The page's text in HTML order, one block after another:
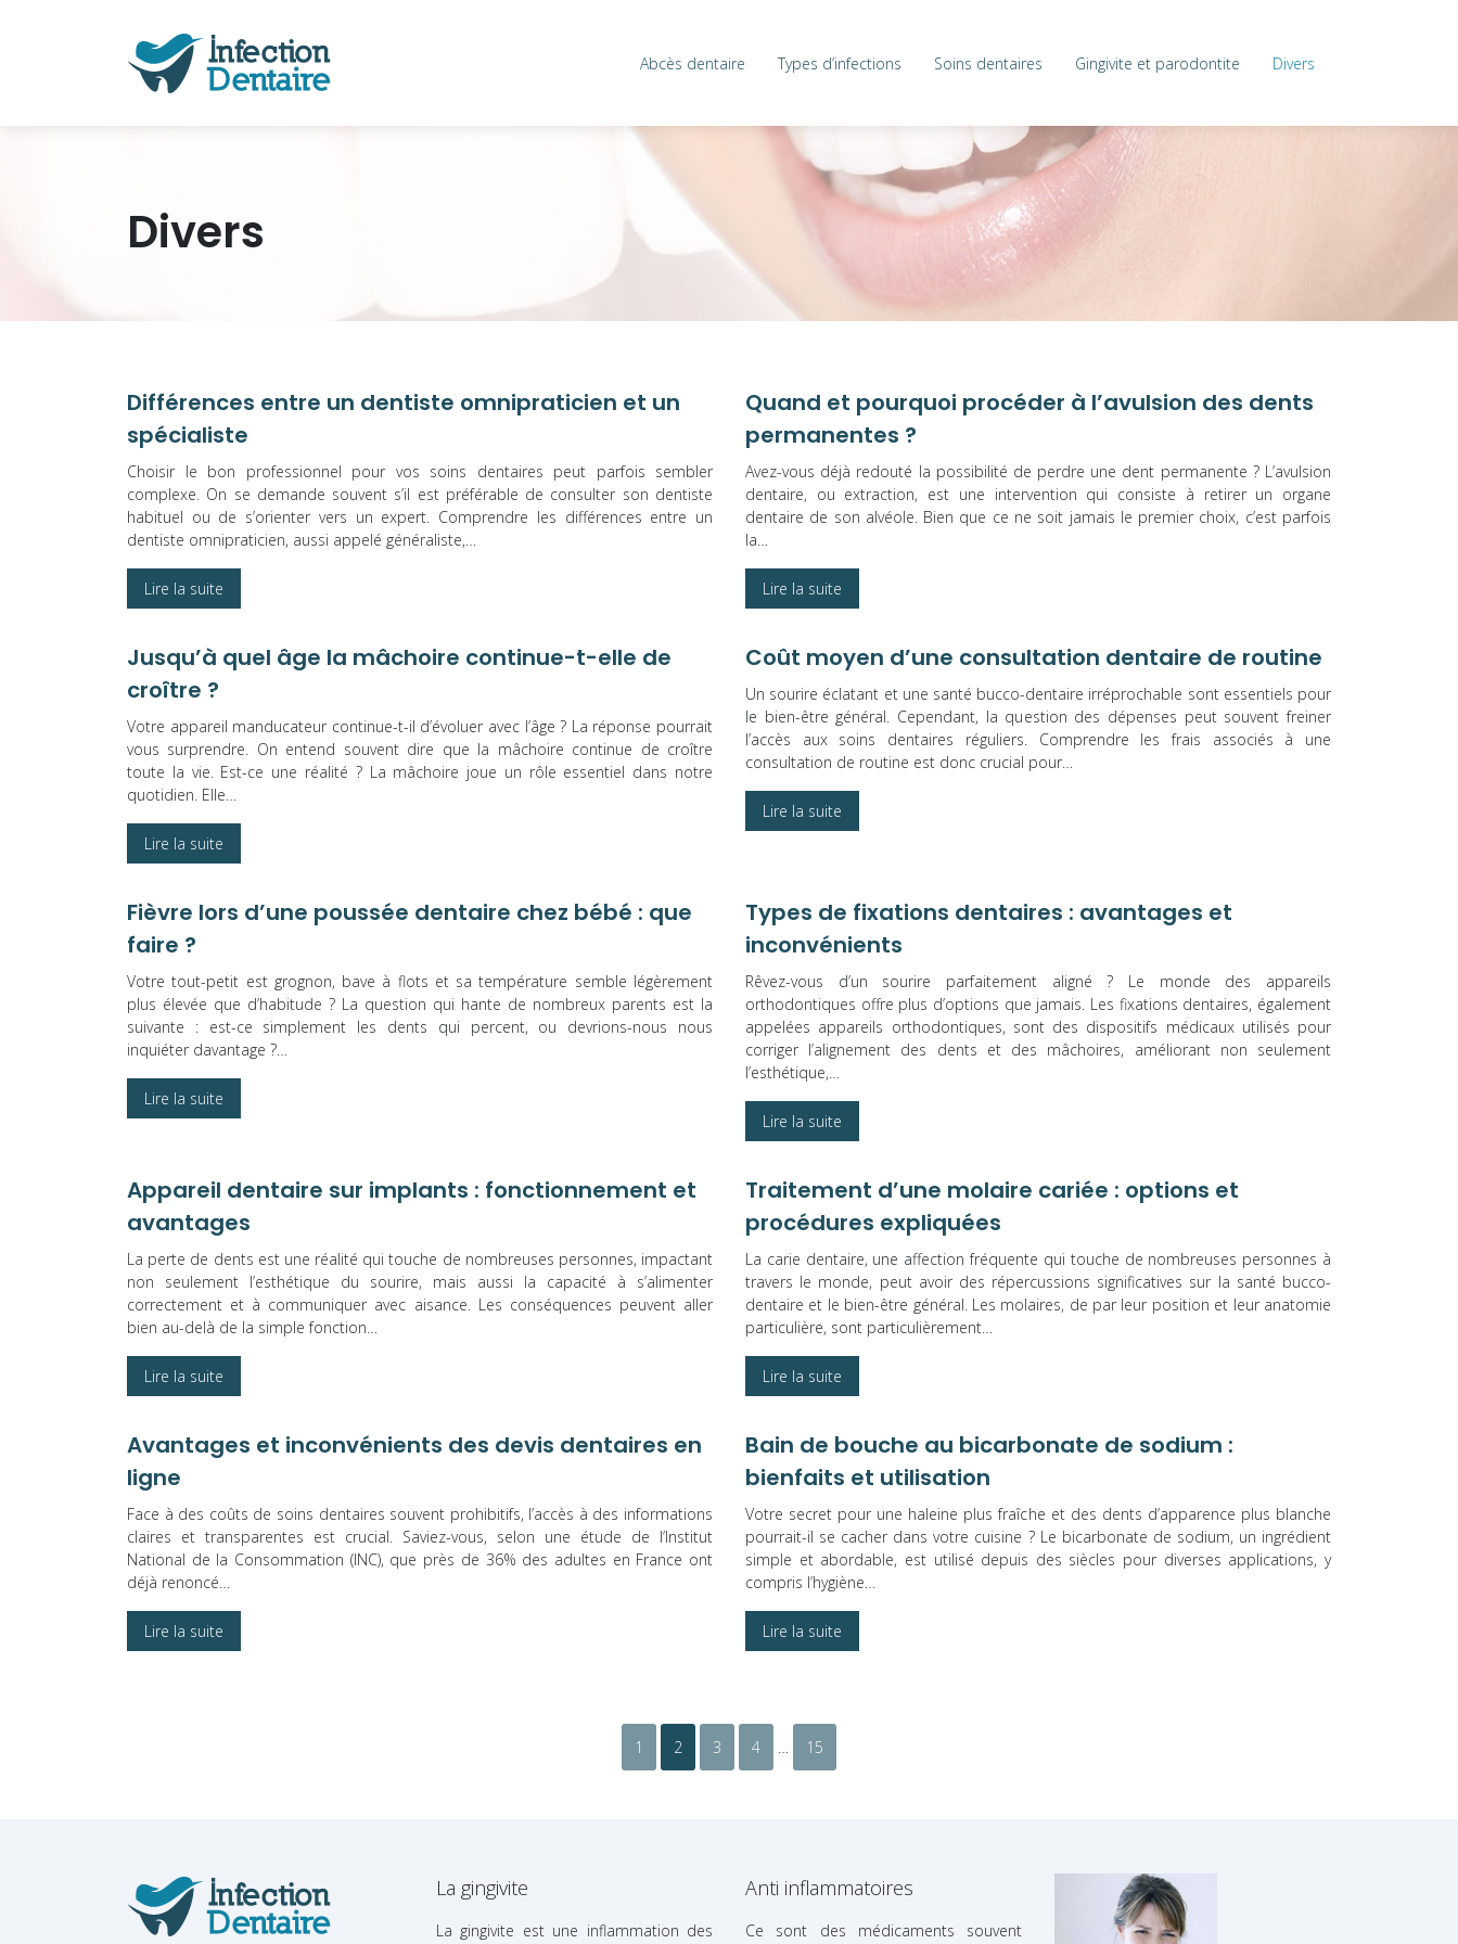
Abcès dentaire Types d’infections Soins dentaires Gingivite et parodontite Divers
Divers
Différences entre un dentiste omnipraticien et un
spécialiste
Choisir le bon professionnel pour vos soins dentaires peut parfois sembler
complexe. On se demande souvent s’il est préférable de consulter son dentiste
habituel ou de s’orienter vers un expert. Comprendre les différences entre un
dentiste omnipraticien, aussi appelé généraliste,…
Lire la suite
Quand et pourquoi procéder à l’avulsion des dents
permanentes ?
Avez-vous déjà redouté la possibilité de perdre une dent permanente ? L’avulsion
dentaire, ou extraction, est une intervention qui consiste à retirer un organe
dentaire de son alvéole. Bien que ce ne soit jamais le premier choix, c’est parfois
la…
Lire la suite
Jusqu’à quel âge la mâchoire continue-t-elle de
croître ?
Votre appareil manducateur continue-t-il d’évoluer avec l’âge ? La réponse pourrait
vous surprendre. On entend souvent dire que la mâchoire continue de croître
toute la vie. Est-ce une réalité ? La mâchoire joue un rôle essentiel dans notre
quotidien. Elle…
Lire la suite
Coût moyen d’une consultation dentaire de routine
Un sourire éclatant et une santé bucco-dentaire irréprochable sont essentiels pour
le bien-être général. Cependant, la question des dépenses peut souvent freiner
l’accès aux soins dentaires réguliers. Comprendre les frais associés à une
consultation de routine est donc crucial pour…
Lire la suite
Fièvre lors d’une poussée dentaire chez bébé : que
faire ?
Votre tout-petit est grognon, bave à flots et sa température semble légèrement
plus élevée que d’habitude ? La question qui hante de nombreux parents est la
suivante : est-ce simplement les dents qui percent, ou devrions-nous nous
inquiéter davantage ?…
Lire la suite
Types de fixations dentaires : avantages et
inconvénients
Rêvez-vous d’un sourire parfaitement aligné ? Le monde des appareils
orthodontiques offre plus d’options que jamais. Les fixations dentaires, également
appelées appareils orthodontiques, sont des dispositifs médicaux utilisés pour
corriger l’alignement des dents et des mâchoires, améliorant non seulement
l’esthétique,…
Lire la suite
Appareil dentaire sur implants : fonctionnement et
avantages
La perte de dents est une réalité qui touche de nombreuses personnes, impactant
non seulement l’esthétique du sourire, mais aussi la capacité à s’alimenter
correctement et à communiquer avec aisance. Les conséquences peuvent aller
bien au-delà de la simple fonction…
Lire la suite
Traitement d’une molaire cariée : options et
procédures expliquées
La carie dentaire, une affection fréquente qui touche de nombreuses personnes à
travers le monde, peut avoir des répercussions significatives sur la santé bucco-
dentaire et le bien-être général. Les molaires, de par leur position et leur anatomie
particulière, sont particulièrement…
Lire la suite
Avantages et inconvénients des devis dentaires en
ligne
Face à des coûts de soins dentaires souvent prohibitifs, l’accès à des informations
claires et transparentes est crucial. Saviez-vous, selon une étude de l’Institut
National de la Consommation (INC), que près de 36% des adultes en France ont
déjà renoncé…
Lire la suite
Bain de bouche au bicarbonate de sodium :
bienfaits et utilisation
Votre secret pour une haleine plus fraîche et des dents d’apparence plus blanche
pourrait-il se cacher dans votre cuisine ? Le bicarbonate de sodium, un ingrédient
simple et abordable, est utilisé depuis des siècles pour diverses applications, y
compris l’hygiène…
Lire la suite
1 2 3 4 … 15
La gingivite
La gingivite est une inflammation des
Anti inflammatoires
Ce sont des médicaments souvent